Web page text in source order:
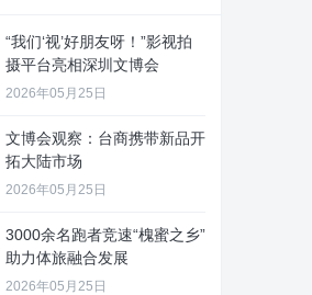
“我们‘视’好朋友呀！”影视拍
摄平台亮相深圳文博会
2026年05月25日
文博会观察：台商携带新品开
拓大陆市场
2026年05月25日
3000余名跑者竞速“槐蜜之乡”
助力体旅融合发展
2026年05月25日